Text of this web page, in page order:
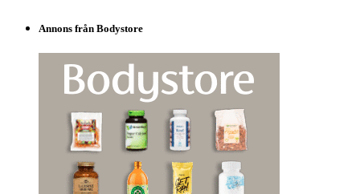
Annons från Bodystore